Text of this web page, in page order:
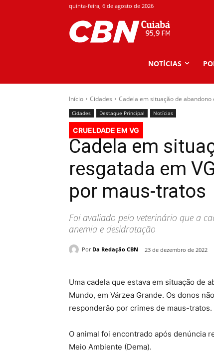
quinta-feira, 6 de agosto de 2026
NOTÍCIAS
Início Cidades Cadela em situação de
Cidades Destaque Principal Notícias
CRUELDADE EM VG
Cadela em
resgatada em
por maus-tratos
Foi avaliado pelo veterinário que a
anemia e desidratação
Por Da Redação CBN 23 de dezembro de 2022
Uma cadela que estava em situação de
Mundo, em Várzea Grande. Os donos
responderão por crimes de maus-tratos.
O animal foi encontrado após denúncia
Meio Ambiente (Dema).